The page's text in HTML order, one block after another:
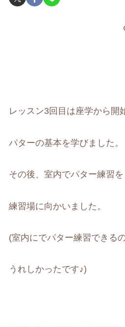
レッスン3回目は座学から開
パターの基本を学びました。
その後、室内でパター練習を
練習場に向かいました。
(室内にでパター練習できる
うれしかったです♪)